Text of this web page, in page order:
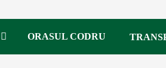
ORASUL CODRU